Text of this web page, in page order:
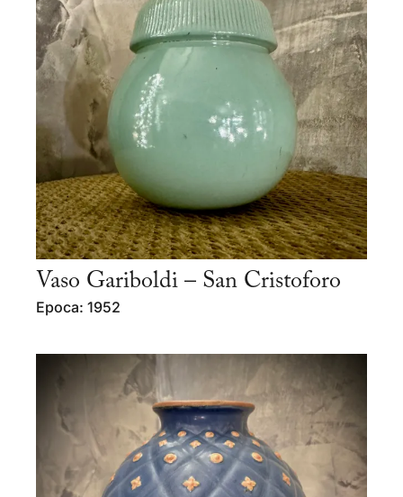
Vaso Gariboldi – San Cristoforo
Epoca: 1952